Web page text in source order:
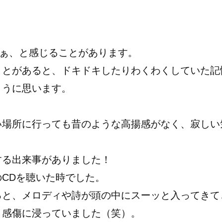
、と感じることがあります。
があると、ドキドキしたりわくわくしていた
に思います。
所に行っても昔のような高揚感がなく、寂し
出来事がありました！
を聴いた時でした。
、メロディや詩が頭の中にスーッと入ってき
傷に浸っていました（笑）。